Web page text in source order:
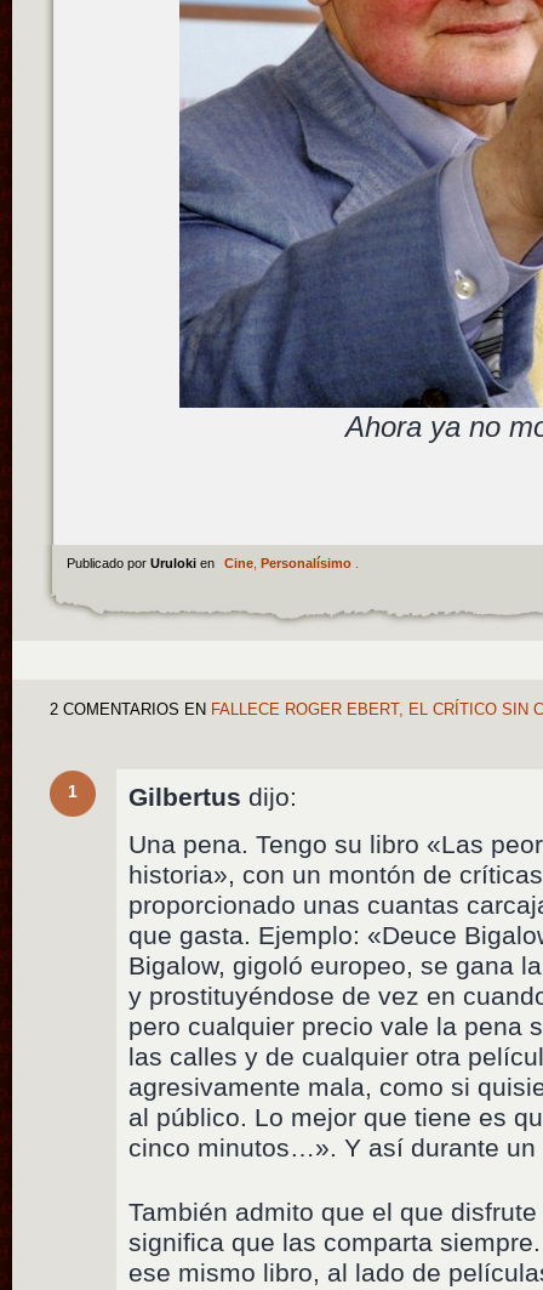
Ahora ya no
Publicado por Uruloki en Cine, Personalísimo.
2 COMENTARIOS EN FALLECE ROGER EBERT, EL CRÍTICO SIN
1 Gilbertus dijo:
Una pena. Tengo su libro «Las
historia», con un montón de
proporcionado unas cuantas
que gasta. Ejemplo: «Deuce
Bigalow, gigoló europeo, se gana
y prostituyéndose de vez en
pero cualquier precio vale la pena
las calles y de cualquier otra
agresivamente mala, como si
al público. Lo mejor que tiene es
cinco minutos…». Y así durante un
También admito que el que
significa que las comparta
ese mismo libro, al lado de